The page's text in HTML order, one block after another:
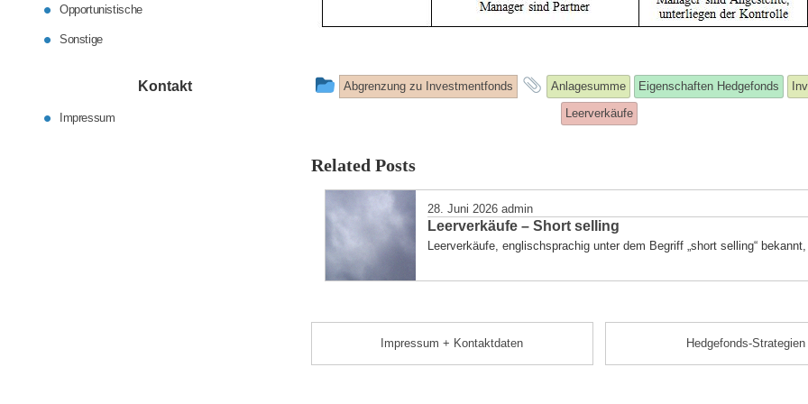
This
posted
Abgrenzung zu Investmentfonds
and
tagged
Anlagesumme Eigenschaften Hedgefonds
Leerverkäufe
Related Posts
28. Juni 2026 admin
Leerverkäufe – Short selling
Leerverkäufe, englischsprachig unter dem Begriff „short selling“ bekannt,
Impressum + Kontaktdaten Hedgefonds-Strategien
Opportunistische
Sonstige
Kontakt
Impressum